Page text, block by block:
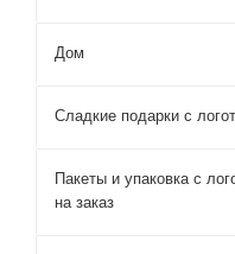
Дом
Сладкие подарки с
Пакеты и упаковка с
на заказ